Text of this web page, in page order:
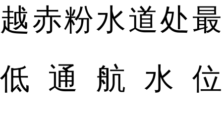
越赤粉水道处最
低通航水位